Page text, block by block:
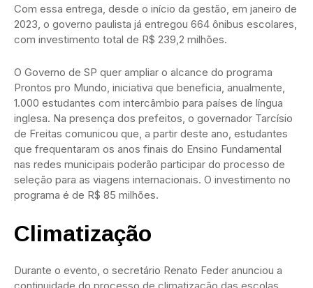
Com essa entrega, desde o início da gestão, em janeiro de
2023, o governo paulista já entregou 664 ônibus escolares,
com investimento total de R$ 239,2 milhões.
O Governo de SP quer ampliar o alcance do programa
Prontos pro Mundo, iniciativa que beneficia, anualmente,
1.000 estudantes com intercâmbio para países de língua
inglesa. Na presença dos prefeitos, o governador Tarcísio
de Freitas comunicou que, a partir deste ano, estudantes
que frequentaram os anos finais do Ensino Fundamental
nas redes municipais poderão participar do processo de
seleção para as viagens internacionais. O investimento no
programa é de R$ 85 milhões.
Climatização
Durante o evento, o secretário Renato Feder anunciou a